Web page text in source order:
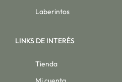
Laberintos
LINKS DE INTERÉS
Tienda